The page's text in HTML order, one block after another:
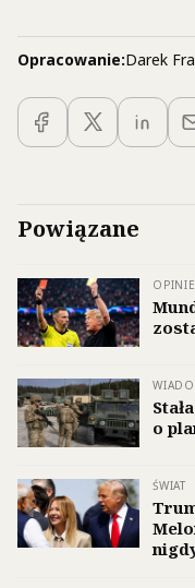
Opracowanie:Darek
Powiązane
OPINIE
o
ŚWIAT